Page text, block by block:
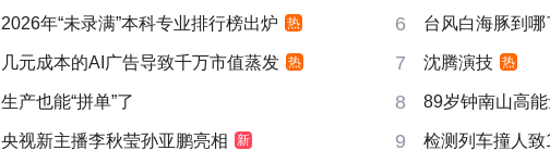
2026年“未录满”本科专业排行榜出炉 热 6 台风白海豚到哪
几元成本的AI广告导致千万市值蒸发 热 7 沈腾演技 热
生产也能“拼单”了 8 89岁钟南山高
央视新主播李秋莹孙亚鹏亮相 新 9 检测列车撞人